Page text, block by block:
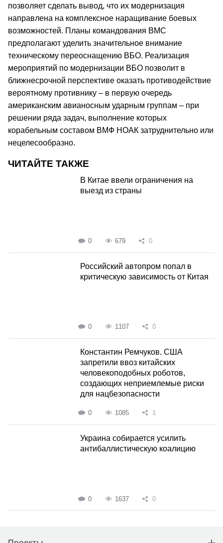
позволяет сделать вывод, что их модернизация
направлена на комплексное наращивание боевых
возможностей. Планы командования ВМС
предполагают уделить значительное внимание
техническому переоснащению ВБО. Реализация
мероприятий по модернизации ВБО позволит в
ближнесрочной перспективе оказать противодействие
вероятному противнику – в первую очередь
американским авианосным ударным группам – при
решении ряда задач, выполнение которых
корабельным составом ВМФ НОАК затруднительно или
нецелесообразно.
ЧИТАЙТЕ ТАКЖЕ
В Китае ввели ограничения на
выезд из страны
0 679 0
Российский автопром попал в
критическую зависимость от Китая
0 1107 0
Константин Ремчуков. США
запретили ввоз китайских
человекоподобных роботов,
создающих неприемлемые риски
для нацбезопасности
0 1085 1
Украина собирается усилить
антибаллистическую коалицию
0 1637 0